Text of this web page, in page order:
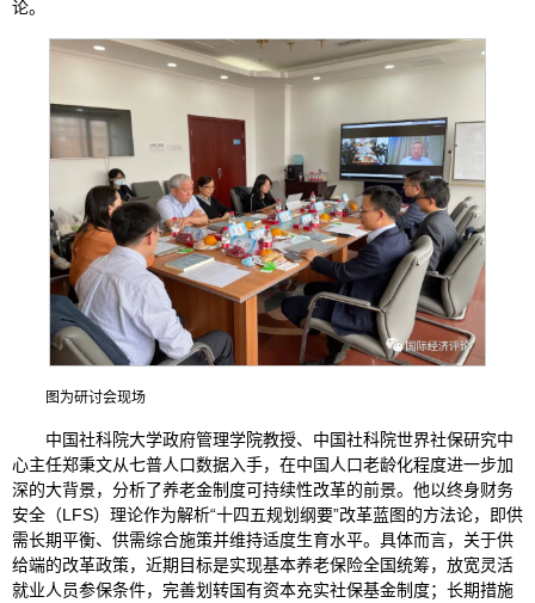
论。
图为研讨会现场
中国社科院大学政府管理学院教授、中国社科院世界社保研究中
心主任郑秉文从七普人口数据入手，在中国人口老龄化程度进一步加
深的大背景，分析了养老金制度可持续性改革的前景。他以终身财务
安全（LFS）理论作为解析“十四五规划纲要”改革蓝图的方法论，即供
需长期平衡、供需综合施策并维持适度生育水平。具体而言，关于供
给端的改革政策，近期目标是实现基本养老保险全国统筹，放宽灵活
就业人员参保条件，完善划转国有资本充实社保基金制度；长期措施